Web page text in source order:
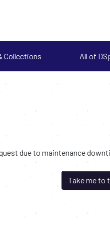
Collections All of
due to maintenance
Take me to